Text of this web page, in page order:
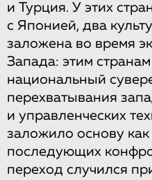
и Турция. У этих
с Японией, два
заложена во время
Запада: этим
национальный
перехватывания
и управленческих
заложило основу как
последующих
переход случился